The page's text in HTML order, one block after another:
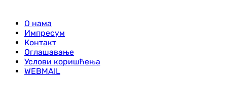
О нама
Импресум
Контакт
Оглашавање
Услови коришћења
WEBMAIL